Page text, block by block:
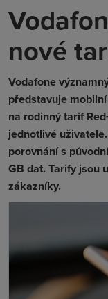
nové
Vodafone
představuje
na rodinný tarif
jednotlivé
porovnání s
GB dat. Tarify jsou
zákazníky.